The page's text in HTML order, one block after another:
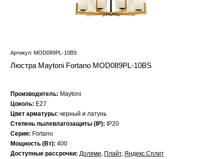
Артикул: MOD089PL-10BS
Люстра Maytoni Fortano MOD089PL-10BS
Производитель: Maytoni
Цоколь: E27
Цвет арматуры: черный и латунь
Степень пылевлагозащиты (IP):
IP20
Серия: Fortano
Мощность (Вт): 400
Доступные рассрочки: Долями, Плайт, Яндекс.Сплит